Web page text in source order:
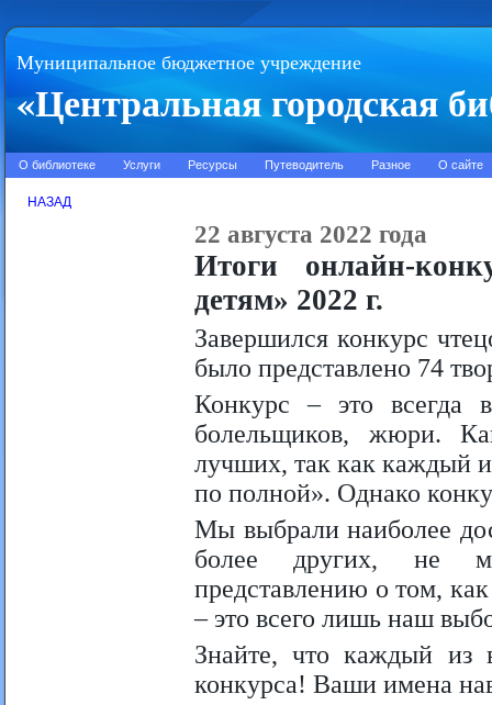
Муниципальное бюджетное учреждение
«Центральная городская
О библиотеке Услуги Ресурсы Путеводитель Разное О сайте
НАЗАД
22 августа 2022 года
Итоги онлайн-
детям» 2022 г.
Завершился конкурс
было представлено 74
Конкурс – это всегда
болельщиков, жюри.
лучших, так как каждый
по полной». Однако
Мы выбрали наиболее
более других, не
представлению о том,
– это всего лишь наш
Знайте, что каждый из
конкурса! Ваши имена